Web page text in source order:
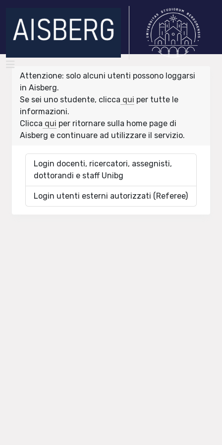
Attenzione: solo alcuni utenti possono loggarsi
in Aisberg.
Se sei uno studente, clicca qui per tutte le
informazioni.
Clicca qui per ritornare sulla home page di
Aisberg e continuare ad utilizzare il servizio.
Login docenti, ricercatori, assegnisti,
dottorandi e staff Unibg
Login utenti esterni autorizzati (Referee)